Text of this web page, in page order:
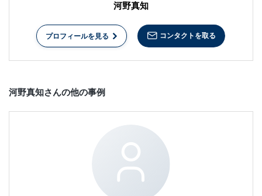
河野真知
プロフィールを見る コンタクトを取る
河野真知さんの他の事例